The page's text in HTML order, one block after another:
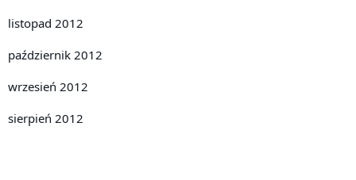
listopad 2012
październik 2012
wrzesień 2012
sierpień 2012